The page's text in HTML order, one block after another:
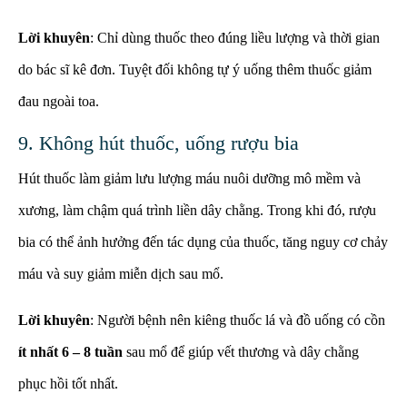
Lời khuyên: Chỉ dùng thuốc theo đúng liều lượng và thời gian
do bác sĩ kê đơn. Tuyệt đối không tự ý uống thêm thuốc giảm
đau ngoài toa.
9. Không hút thuốc, uống rượu bia
Hút thuốc làm giảm lưu lượng máu nuôi dưỡng mô mềm và
xương, làm chậm quá trình liền dây chằng. Trong khi đó, rượu
bia có thể ảnh hưởng đến tác dụng của thuốc, tăng nguy cơ chảy
máu và suy giảm miễn dịch sau mổ.
Lời khuyên: Người bệnh nên kiêng thuốc lá và đồ uống có cồn
ít nhất 6 – 8 tuần sau mổ để giúp vết thương và dây chằng
phục hồi tốt nhất.